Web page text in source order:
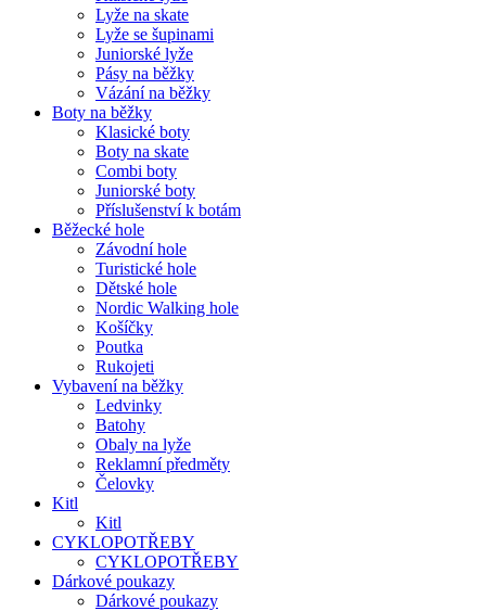
Lyže na skate
Lyže se šupinami
Juniorské lyže
Pásy na běžky
Vázání na běžky
Boty na běžky
Klasické boty
Boty na skate
Combi boty
Juniorské boty
Příslušenství k botám
Běžecké hole
Závodní hole
Turistické hole
Dětské hole
Nordic Walking hole
Košíčky
Poutka
Rukojeti
Vybavení na běžky
Ledvinky
Batohy
Obaly na lyže
Reklamní předměty
Čelovky
Kitl
Kitl
CYKLOPOTŘEBY
CYKLOPOTŘEBY
Dárkové poukazy
Dárkové poukazy